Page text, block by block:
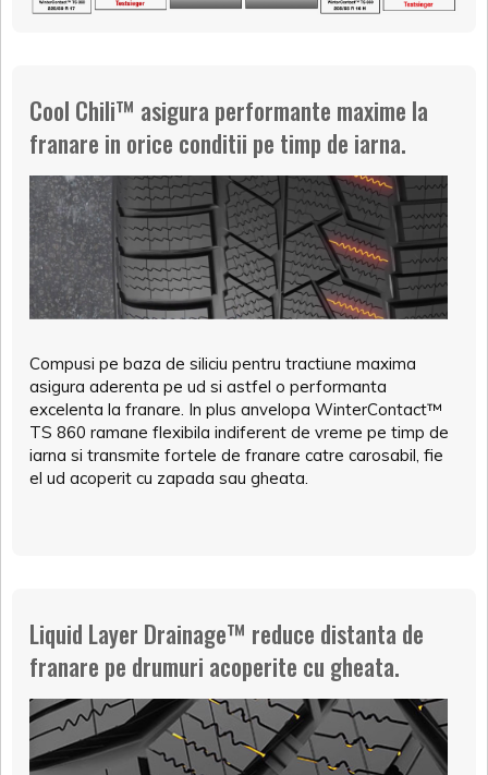
Cool Chili™ asigura performante maxime la
franare in orice conditii pe timp de iarna.
Compusi pe baza de siliciu pentru tractiune maxima
asigura aderenta pe ud si astfel o performanta
excelenta la franare. In plus anvelopa WinterContact™
TS 860 ramane flexibila indiferent de vreme pe timp de
iarna si transmite fortele de franare catre carosabil, fie
el ud acoperit cu zapada sau gheata.
Liquid Layer Drainage™ reduce distanta de
franare pe drumuri acoperite cu gheata.